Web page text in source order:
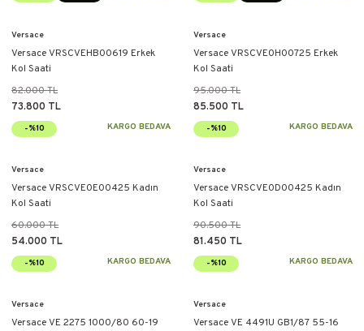
Versace
Versace VRSCVEHB00619 Erkek
Kol Saati
82.000 TL
73.800 TL
-%10 KARGO BEDAVA
Versace
Versace VRSCVE0H00725 Erkek
Kol Saati
95.000 TL
85.500 TL
-%10 KARGO BEDAVA
Versace
Versace VRSCVE0E00425 Kadın
Kol Saati
60.000 TL
54.000 TL
-%10 KARGO BEDAVA
Versace
Versace VRSCVE0D00425 Kadın
Kol Saati
90.500 TL
81.450 TL
-%10 KARGO BEDAVA
Versace
Versace VE 2275 1000/80 60-19
Versace
Versace VE 4491U GB1/87 55-16